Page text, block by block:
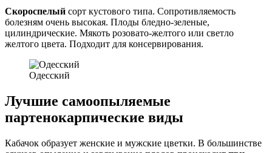
Скороспелый сорт кустового типа. Сопротивляемость
болезням очень высокая. Плоды бледно-зеленые,
цилиндрические. Мякоть розовато-желтого или светло
желтого цвета. Подходит для консервирования.
Одесский
Лучшие самоопыляемые
партенокарпические виды
Кабачок образует женские и мужские цветки. В большинстве